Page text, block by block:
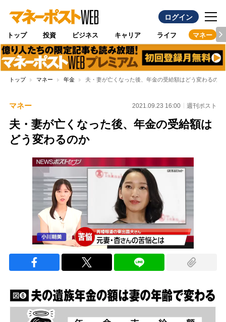
ログイン
トップ 投資 ビジネス キャリア ライフ マネー
トップ マネー 年金 夫・妻が亡くなった後、年金の受給額はどう変わるのか
マネー 2021.09.23 16:00 週刊ポスト
夫・妻が亡くなった後、年金の受給額は
どう変わるのか